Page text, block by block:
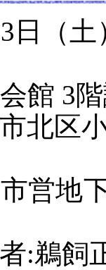
日（
館 3
区小
地下
飼